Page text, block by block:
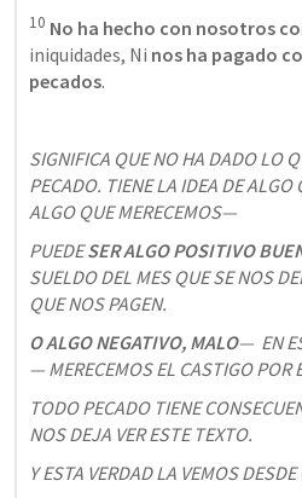
10 No ha hecho con nosotros
iniquidades, Ni nos ha pagado
pecados.
SIGNIFICA QUE NO HA DADO LO
PECADO. TIENE LA IDEA DE ALGO
ALGO QUE MERECEMOS—
PUEDE SER ALGO POSITIVO
SUELDO DEL MES QUE SE NOS
QUE NOS PAGEN.
O ALGO NEGATIVO, MALO—  EN
— MERECEMOS EL CASTIGO POR
TODO PECADO TIENE
NOS DEJA VER ESTE TEXTO.
Y ESTA VERDAD LA VEMOS